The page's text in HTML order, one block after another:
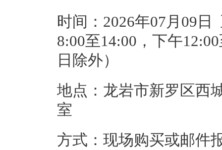
时间：2026年07月09
8:00至14:00，下午
日除外）
地点：龙岩市新罗区西
室
方式：现场购买或邮件